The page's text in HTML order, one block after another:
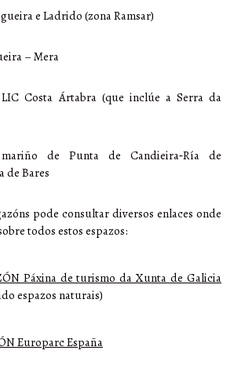
e Ladrido (zona Ramsar)
– Mera
Costa Ártabra (que inclúe a Serra da
de Punta de Candieira‑Ría de
de Bares
pode consultar diversos enlaces onde
todos estos espazos:
Páxina de turismo da Xunta de Galicia
espazos naturais)
Europarc España